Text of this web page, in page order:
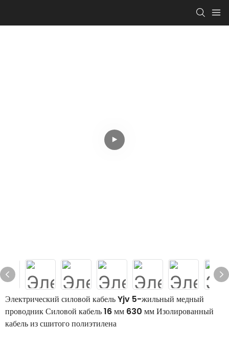
Электрический силовой кабель Yjv 5-жильный медный
проводник Силовой кабель 16 мм 630 мм Изолированный
кабель из сшитого полиэтилена